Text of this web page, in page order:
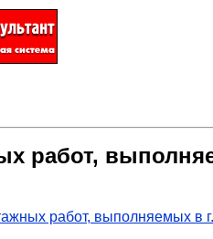
работ,
работ, выполняемых в